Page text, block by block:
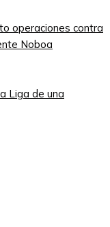
operaciones contra
Noboa
Liga de una